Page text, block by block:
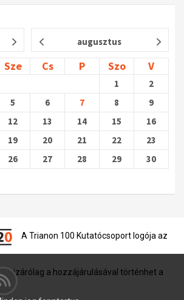
augusztus
Sze Cs P Szo V
1
2
5 6 7 8
9
12 13 14 15
16
19 20 21 22
23
26 27 28 29
30
A Trianon 100 Kutatócsoport logója az
kizárólag a hozzájárulásával történhet a